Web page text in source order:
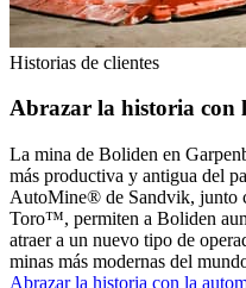
Historias de clientes
Abrazar la historia con
La mina de Boliden en
más productiva y antigua del
AutoMine® de Sandvik, junto
Toro™, permiten a Boliden
atraer a un nuevo tipo de
minas más modernas del
Abrazar la historia con la